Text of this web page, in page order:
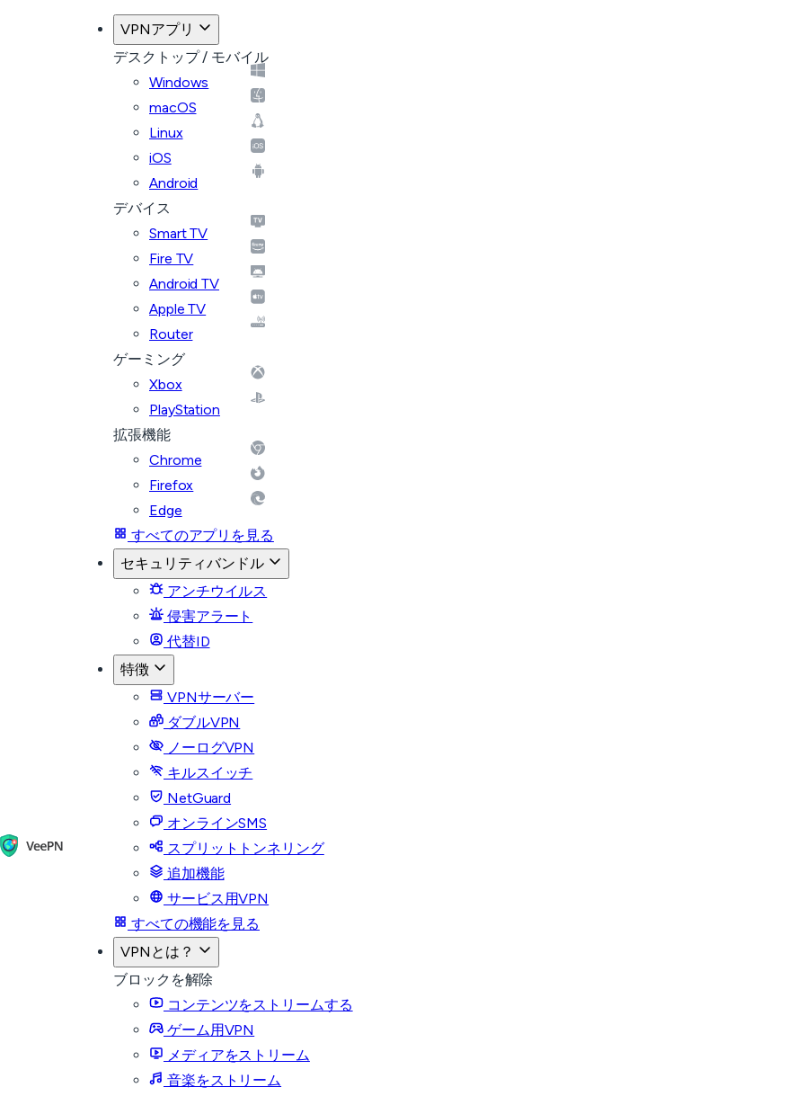
VPNアプリ
デスクトップ / モバイル
Windows
macOS
Linux
iOS
Android
デバイス
Smart TV
Fire TV
Android TV
Apple TV
Router
ゲーミング
Xbox
PlayStation
拡張機能
Chrome
Firefox
Edge
すべてのアプリを見る
セキュリティバンドル
アンチウイルス
侵害アラート
代替ID
特徴
VPNサーバー
ダブルVPN
ノーログVPN
キルスイッチ
NetGuard
オンラインSMS
スプリットトンネリング
追加機能
サービス用VPN
すべての機能を見る
VPNとは？
ブロックを解除
コンテンツをストリームする
ゲーム用VPN
メディアをストリーム
音楽をストリーム